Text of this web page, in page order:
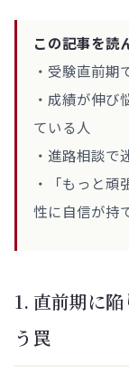
この記事を読
・受験直前期
・成績が伸び
ている人
・進路相談で
・「もっと頑
性に自信が持
1. 直前期に
う罠